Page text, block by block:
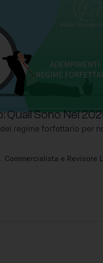
Sono Nel
regime forfettario per
Commercialista e Revisore